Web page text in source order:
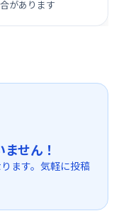
せん！
ます。気軽に投稿
があります